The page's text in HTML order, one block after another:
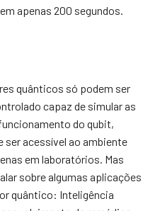
apenas 200 segundos.
quânticos só podem ser
capaz de simular as
do qubit,
ser acessível ao ambiente
em laboratórios. Mas
sobre algumas aplicações
quântico: Inteligência